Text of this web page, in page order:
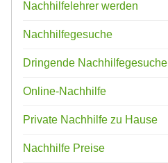
Nachhilfelehrer werden
Nachhilfegesuche
Dringende Nachhilfegesuche
Online-Nachhilfe
Private Nachhilfe zu Hause
Nachhilfe Preise